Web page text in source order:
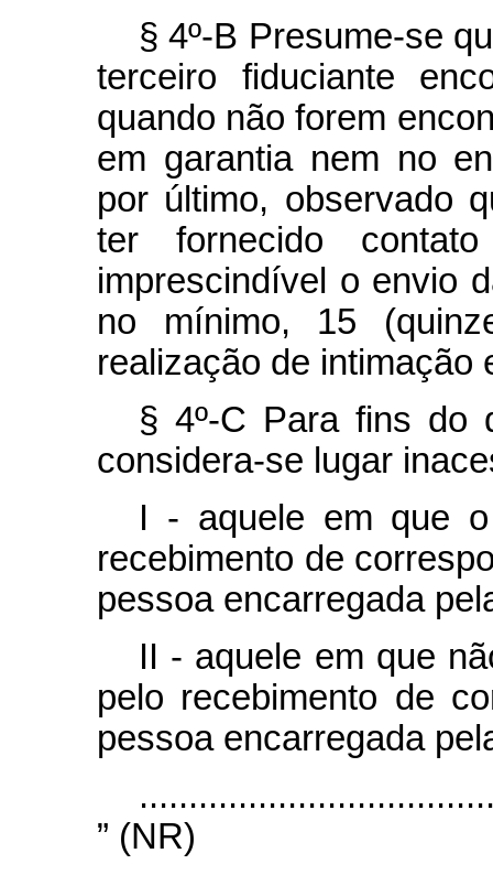
§ 4º-B Presume-se
terceiro fiduciante
quando não forem
em garantia nem no
por último, observado
ter fornecido
imprescindível o envio
no mínimo, 15
realização de intimação
§ 4º-C Para fins do
considera-se lugar
I - aquele em que o
recebimento de
pessoa encarregada
II - aquele em que
pelo recebimento de
pessoa encarregada
” (NR)